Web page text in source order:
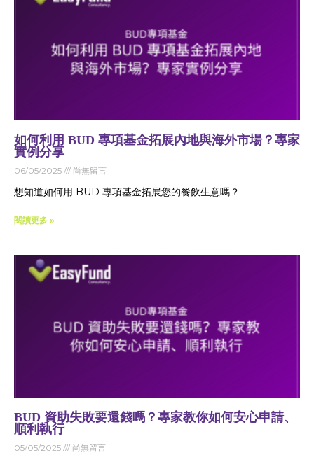
如何利用 BUD 專項基金拓展內地與海外市場？專家
實例分享
06/05/2025 尚無留言
想知道如何用 BUD 專項基金拓展您的餐飲生意嗎？
閱讀更多 »
BUD 資助失敗要還錢嗎？專家教你如何安心申請、
順利執行
05/05/2025 尚無留言